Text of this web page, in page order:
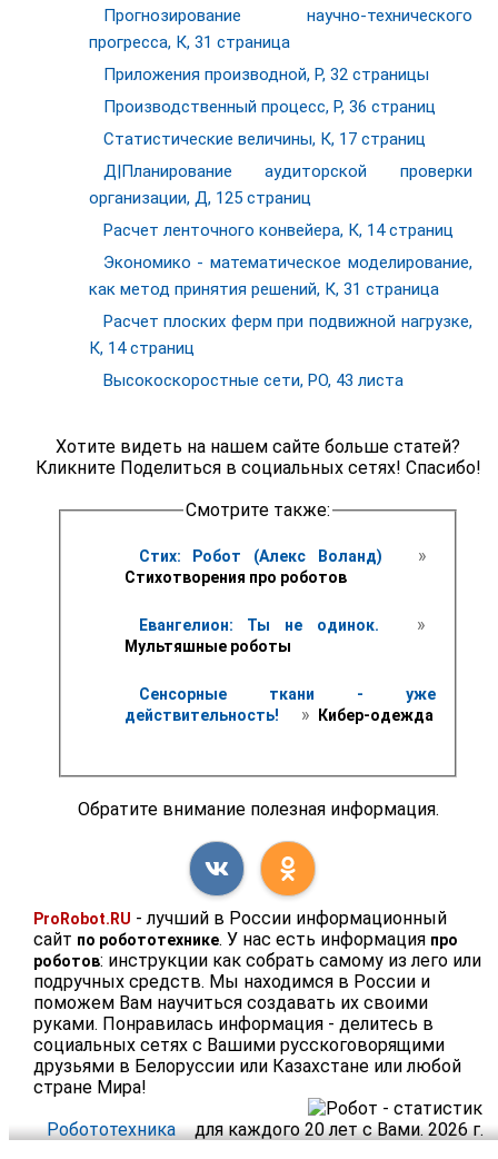
Прогнозирование научно-технического
прогресса, К, 31 страница
Приложения производной, Р, 32 страницы
Производственный процесс, Р, 36 страниц
Статистические величины, К, 17 страниц
Д|Планирование аудиторской проверки
организации, Д, 125 страниц
Расчет ленточного конвейера, К, 14 страниц
Экономико - математическое моделирование,
как метод принятия решений, К, 31 страница
Расчет плоских ферм при подвижной нагрузке,
К, 14 страниц
Высокоскоростные сети, РО, 43 листа
Хотите видеть на нашем сайте больше статей?
Кликните Поделиться в социальных сетях! Спасибо!
Смотрите также:
Стих: Робот (Алекс Воланд) »
Стихотворения про роботов
Евангелион: Ты не одинок. »
Мультяшные роботы
Сенсорные ткани - уже
действительность!
» Кибер-одежда
Обратите внимание полезная информация.
ProRobot.RU - лучший в России информационный
сайт по робототехнике. У нас есть информация про
роботов: инструкции как собрать самому из лего или
подручных средств. Мы находимся в России и
поможем Вам научиться создавать их своими
руками. Понравилась информация - делитесь в
социальных сетях с Вашими русскоговорящими
друзьями в Белоруссии или Казахстане или любой
стране Мира!
Робототехника
для каждого 20 лет с Вами. 2026 г.